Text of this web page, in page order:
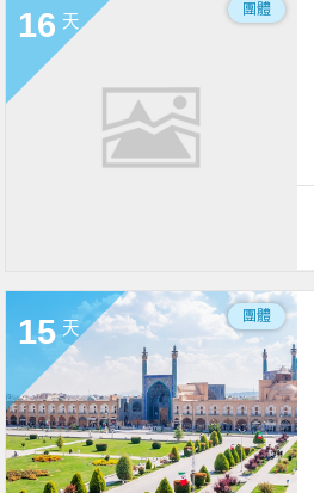
16 天
團體
15 天
團體